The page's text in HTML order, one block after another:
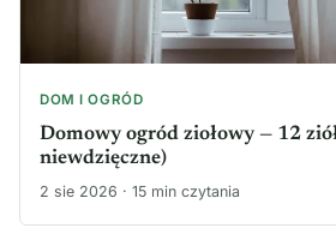
DOM I OGRÓD
Domowy ogród ziołowy — 12
niewdzięczne)
2 sie 2026 · 15 min czytania